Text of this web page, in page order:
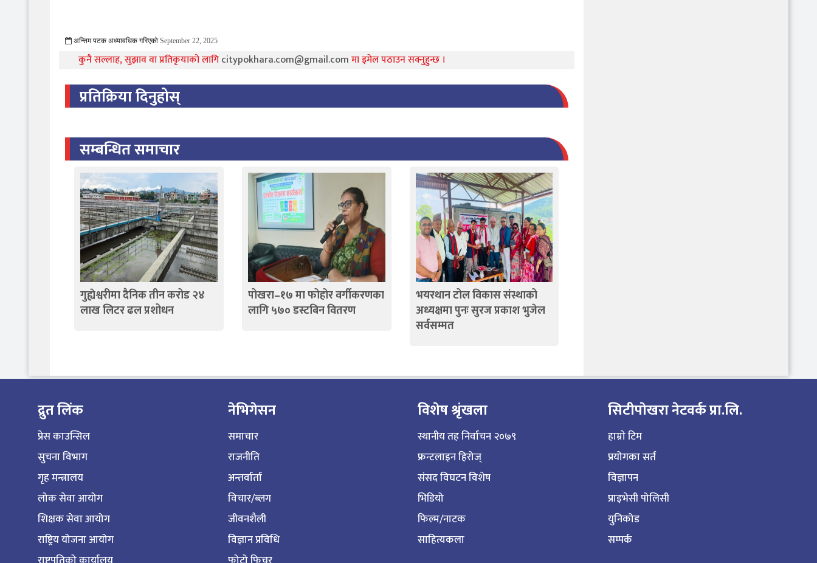
अन्तिम पटक अध्यावधिक गरिएको September 22, 2025
कुनै सल्लाह, सुझाव वा प्रतिकृयाको लागिcitypokhara.com@gmail.comमा इमेल पठाउन सक्नुहुन्छ ।
प्रतिक्रिया दिनुहोस्
सम्बन्धित समाचार
गुह्येश्वरीमा दैनिक तीन करोड २४
लाख लिटर ढल प्रशोधन
पोखरा–१७ मा फोहोर वर्गीकरणका
लागि ५७० डस्टबिन वितरण
भयरथान टोल विकास संस्थाको
अध्यक्षमा पुनः सुरज प्रकाश भुजेल
सर्वसम्मत
द्रुत लिंक
प्रेस काउन्सिल
सुचना विभाग
गृह मन्त्रालय
लोक सेवा आयोग
शिक्षक सेवा आयोग
राष्ट्रिय योजना आयोग
नेभिगेसन
समाचार
राजनीति
अन्तर्वार्ता
विचार/ब्लग
जीवनशैली
विज्ञान प्रविधि
विशेष श्रृंखला
स्थानीय तह निर्वाचन २०७९
फ्रन्टलाइन हिरोज्
संसद विघटन विशेष
भिडियो
फिल्म/नाटक
साहित्यकला
सिटीपाेखरा नेटवर्क प्रा.लि.
हाम्राे टिम
प्रयोगका सर्त
विज्ञापन
प्राइभेसी पोलिसी
युनिकोड
सम्पर्क